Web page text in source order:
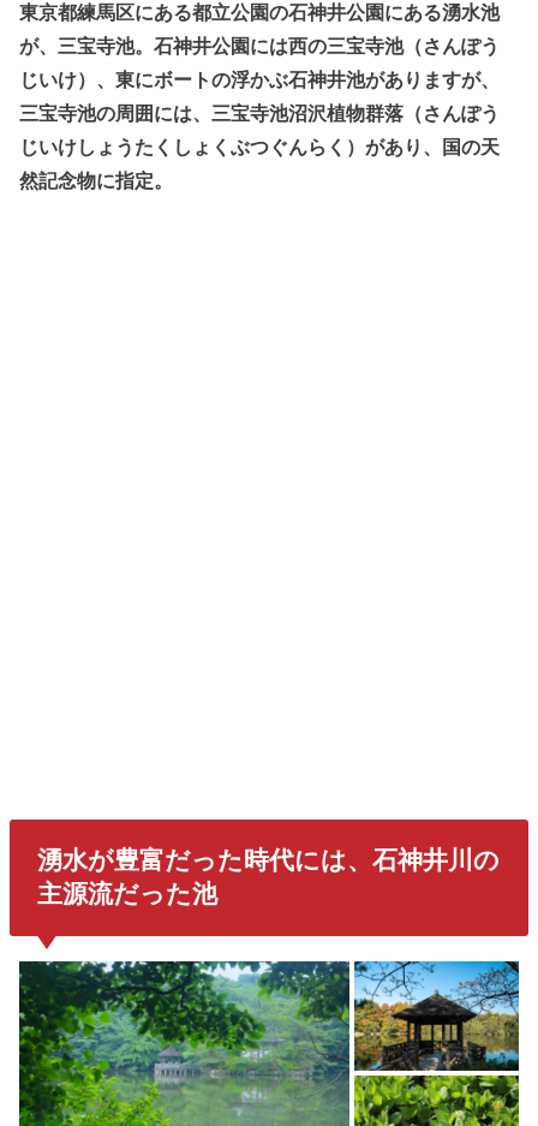
東京都練馬区にある都立公園の石神井公園にある湧水池
が、三宝寺池。石神井公園には西の三宝寺池（さんぽう
じいけ）、東にボートの浮かぶ石神井池がありますが、
三宝寺池の周囲には、三宝寺池沼沢植物群落（さんぽう
じいけしょうたくしょくぶつぐんらく）があり、国の天
然記念物に指定。
湧水が豊富だった時代には、石神井川の
主源流だった池